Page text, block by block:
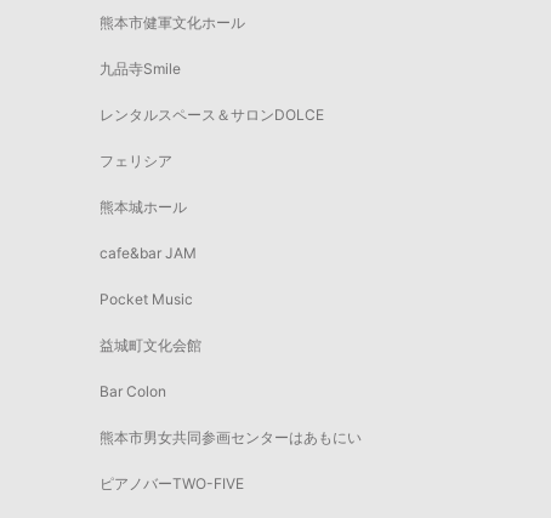
熊本市健軍文化ホール
九品寺Smile
レンタルスペース＆サロンDOLCE
フェリシア
熊本城ホール
cafe&bar JAM
Pocket Music
益城町文化会館
Bar Colon
熊本市男女共同参画センターはあもにい
ピアノバーTWO-FIVE